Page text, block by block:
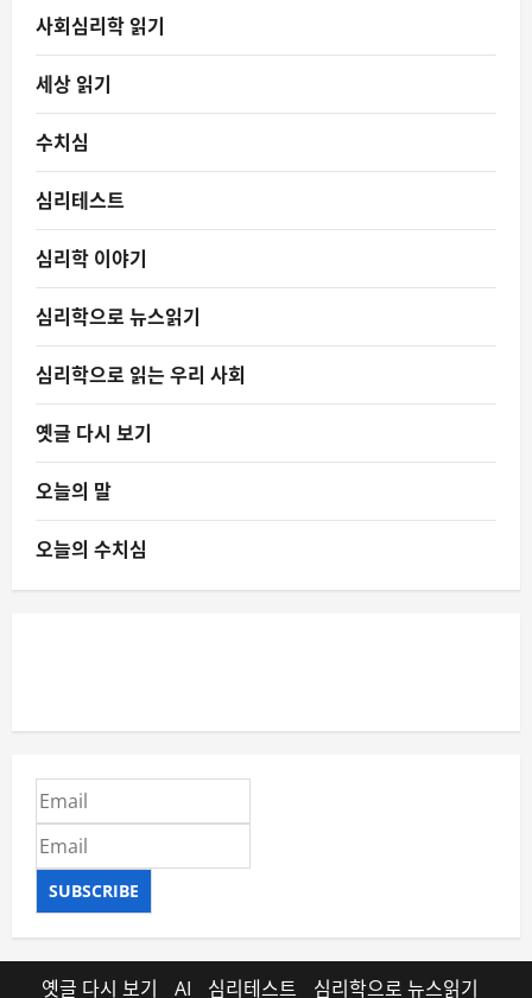
사회심리학 읽기
세상 읽기
수치심
심리테스트
심리학 이야기
심리학으로 뉴스읽기
심리학으로 읽는 우리 사회
옛글 다시 보기
오늘의 말
오늘의 수치심
SUBSCRIBE
옛글 다시 보기 AI 심리테스트 심리학으로 뉴스읽기